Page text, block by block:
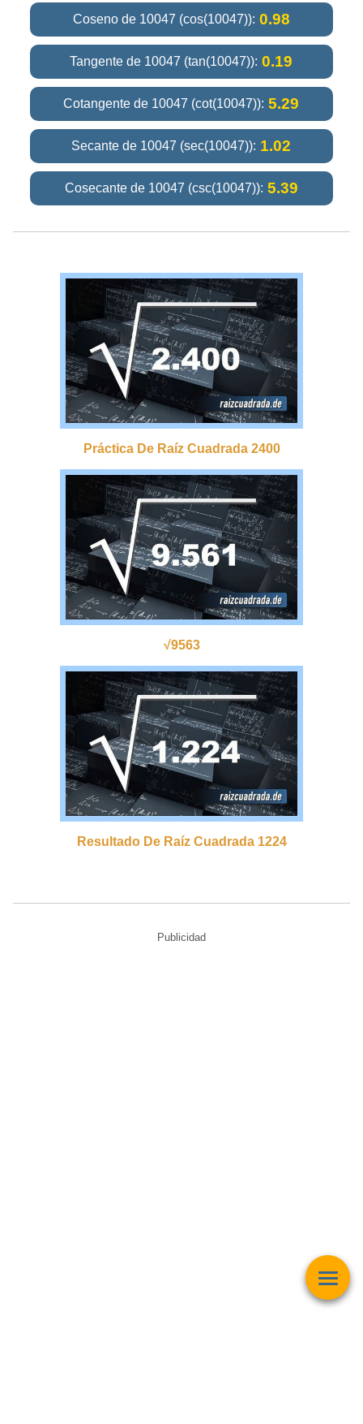
Coseno de 10047 (cos(10047)): 0.98
Tangente de 10047 (tan(10047)): 0.19
Cotangente de 10047 (cot(10047)): 5.29
Secante de 10047 (sec(10047)): 1.02
Cosecante de 10047 (csc(10047)): 5.39
Práctica De Raíz Cuadrada 2400
√9563
Resultado De Raíz Cuadrada 1224
Publicidad